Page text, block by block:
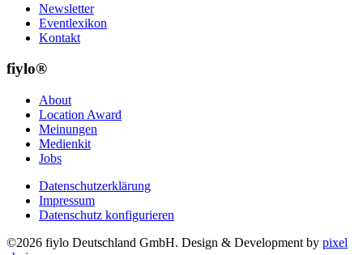
Newsletter
Eventlexikon
Kontakt
fiylo®
About
Location Award
Meinungen
Medienkit
Jobs
Datenschutzerklärung
Impressum
Datenschutz konfigurieren
©2026 fiylo Deutschland GmbH. Design & Development by pixel